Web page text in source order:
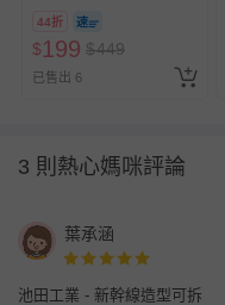
44折
$199 $449
已售出 6
3 則熱心媽咪評論
葉承涵
池田工業 - 新幹線造型可拆